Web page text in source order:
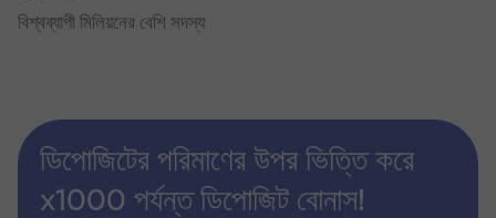
বিশ্বব্যাপী মিলিয়নের বেশি সদস্য
ডিপোজিটের পরিমাণের উপর ভিত্তি করে
x1000 পর্যন্ত ডিপোজিট বোনাস!